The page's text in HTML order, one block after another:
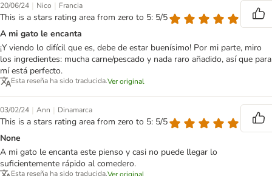
20/06/24 | Nico | Francia
This is a stars rating area from zero to 5: 5/5
A mi gato le encanta
¡Y viendo lo difícil que es, debe de estar buenísimo! Por mi parte, miro
los ingredientes: mucha carne/pescado y nada raro añadido, así que para
mí está perfecto.
Esta reseña ha sido traducida.Ver original
03/02/24 | Ann | Dinamarca
This is a stars rating area from zero to 5: 5/5
None
A mi gato le encanta este pienso y casi no puede llegar lo
suficientemente rápido al comedero.
Esta reseña ha sido traducida.